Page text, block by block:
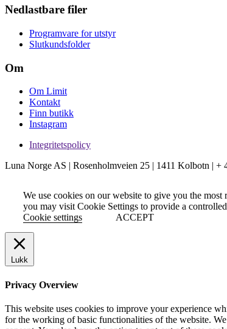
Nedlastbare filer
Programvare for utstyr
Slutkundsfolder
Om
Om Limit
Kontakt
Finn butikk
Instagram
Integritetspolicy
Luna Norge AS | Rosenholmveien 25 | 1411 Kolbotn | +
We use cookies on our website to give you the
you may visit Cookie Settings to provide a
Cookie settings
ACCEPT
Lukk
Privacy Overview
This website uses cookies to improve your experience
for the working of basic functionalities of the website.